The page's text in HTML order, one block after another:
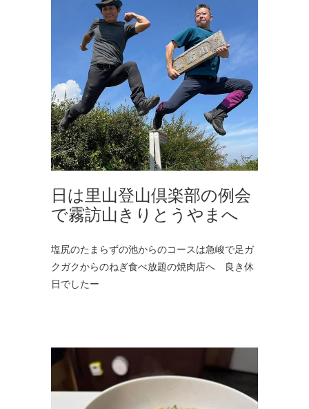
日は里山登山倶楽部の例会
で霧訪山きりとうやまへ
塩尻のたまらずの池からのコースは急峻で足ガ
クガクからのねぎ食べ放題の焼肉店へ 良き休
日でしたー